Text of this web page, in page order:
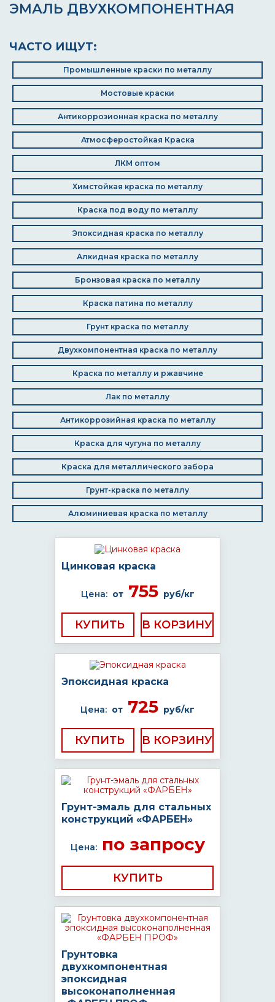
ЭМАЛЬ ДВУХКОМПОНЕНТНАЯ
ЧАСТО ИЩУТ:
Промышленные краски по металлу
Мостовые краски
Антикоррозионная краска по металлу
Атмосферостойкая Краска
ЛКМ оптом
Химстойкая краска по металлу
Краска под воду по металлу
Эпоксидная краска по металлу
Алкидная краска по металлу
Бронзовая краска по металлу
Краска патина по металлу
Грунт краска по металлу
Двухкомпонентная краска по металлу
Краска по металлу и ржавчине
Лак по металлу
Антикоррозийная краска по металлу
Краска для чугуна по металлу
Краска для металлического забора
Грунт-краска по металлу
Алюминиевая краска по металлу
Цинковая краска
Цена: от755 руб/кг
КУПИТЬ
Эпоксидная краска
Цена: от 725 руб/кг
КУПИТЬ
Грунт-эмаль для стальных
конструкций «ФАРБЕН»
Цена:по запросу
КУПИТЬ
Грунтовка
двухкомпонентная
эпоксидная
высоконаполненная